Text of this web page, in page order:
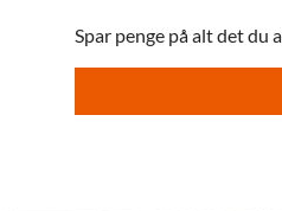
Spar penge på alt det du